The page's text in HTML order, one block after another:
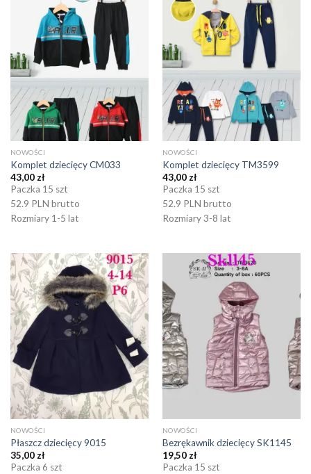
NOWOŚCI
Komplet dziecięcy CM033
43,00 zł
Paczka 15 szt
52.9 PLN brutto
Rozmiary 1-5 lat
NOWOŚCI
Komplet dziecięcy TM3599
43,00 zł
Paczka 15 szt
52.9 PLN brutto
Rozmiary 3-8 lat
NOWOŚCI
Płaszcz dziecięcy 9015
35,00 zł
Paczka 6 szt
NOWOŚCI
Bezrękawnik dziecięcy SK1145
19,50 zł
Paczka 15 szt